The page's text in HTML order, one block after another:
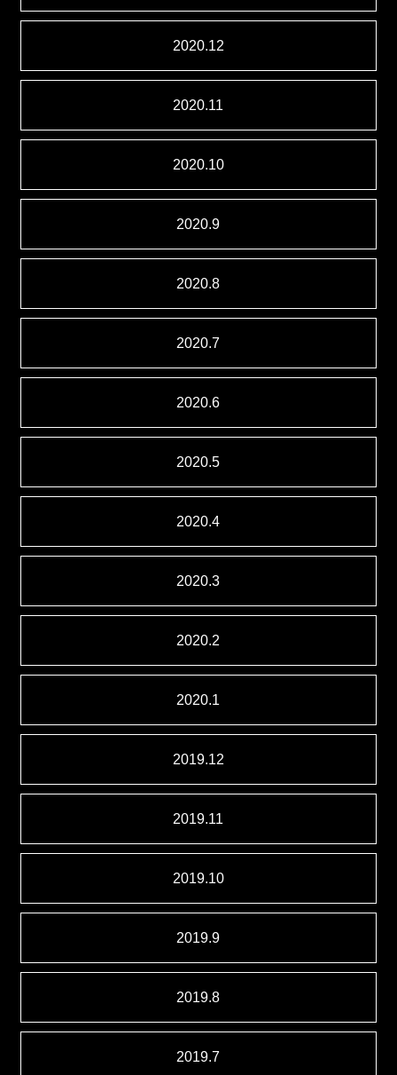
2020.12
2020.11
2020.10
2020.9
2020.8
2020.7
2020.6
2020.5
2020.4
2020.3
2020.2
2020.1
2019.12
2019.11
2019.10
2019.9
2019.8
2019.7